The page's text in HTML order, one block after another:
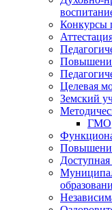
Конкурсы
Целевая
Земский
ГМО
Доступная